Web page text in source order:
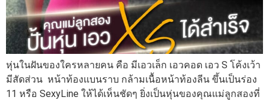
หุ่นในฝันของใครหลายคน คือ มีเอวเล็ก เอวคอด เอว S โค้งเว้า
มีสัดส่วน หน้าท้องแบนราบ กล้ามเนื้อหน้าท้องลีน ขึ้นเป็นร่อง
11 หรือ SexyLine ให้ได้เห็นชัดๆ ยิ่งเป็นหุ่นของคุณแม่ลูกสองที่